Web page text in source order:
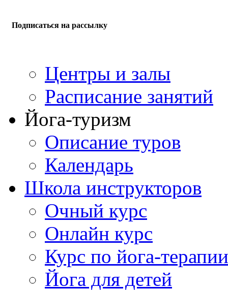
Подписаться на рассылку
Центры и залы
Расписание занятий
Йога-туризм
Описание туров
Календарь
Школа инструкторов
Очный курс
Онлайн курс
Курс по йога-терапии
Йога для детей